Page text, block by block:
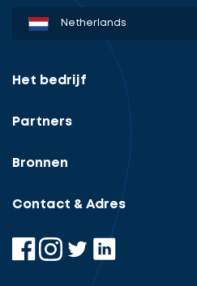
Denmark
Sweden
Norway
Netherlands
Germany
USA
Het bedrijf
Partners
Bronnen
Contact & Adres